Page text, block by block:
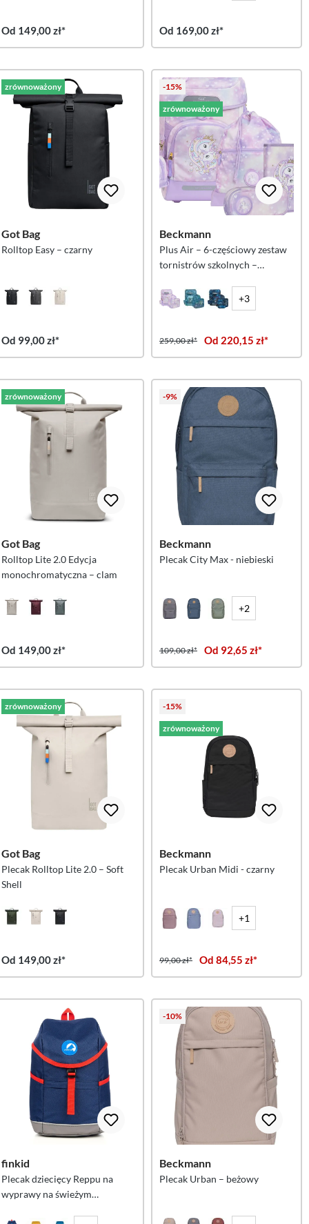
Od 149,00 zł* Od 169,00 zł*
zrównoważony
Got Bag
Rolltop Easy – czarny
Od 99,00 zł*
-15%
zrównoważony
Beckmann
Plus Air – 6-częściowy zestaw
tornistrów szkolnych –
+3
259,00 zł* Od 220,15 zł*
zrównoważony
Got Bag
Rolltop Lite 2.0 Edycja
monochromatyczna – clam
Od 149,00 zł*
-9%
Beckmann
Plecak City Max - niebieski
+2
109,00 zł* Od 92,65 zł*
zrównoważony
Got Bag
Plecak Rolltop Lite 2.0 – Soft
Shell
Od 149,00 zł*
-15%
zrównoważony
Beckmann
Plecak Urban Midi - czarny
+1
99,00 zł* Od 84,55 zł*
finkid
Plecak dziecięcy Reppu na
wyprawy na świeżym
-10%
Beckmann
Plecak Urban – beżowy